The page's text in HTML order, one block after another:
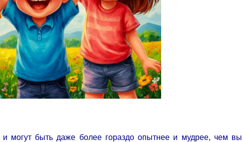
могут быть даже более гораздо опытнее и мудрее, чем вы